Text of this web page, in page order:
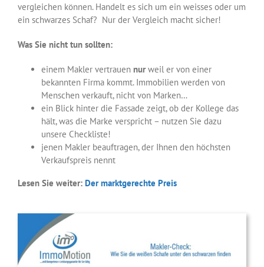
vergleichen können. Handelt es sich um ein weisses oder um
ein schwarzes Schaf? Nur der Vergleich macht sicher!
Was Sie nicht tun sollten:
einem Makler vertrauen nur weil er von einer
bekannten Firma kommt. Immobilien werden von
Menschen verkauft, nicht von Marken…
ein Blick hinter die Fassade zeigt, ob der Kollege das
hält, was die Marke verspricht – nutzen Sie dazu
unsere Checkliste!
jenen Makler beauftragen, der Ihnen den höchsten
Verkaufspreis nennt
Lesen Sie weiter: Der marktgerechte Preis